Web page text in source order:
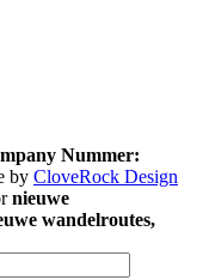
Nummer:
by CloveRock Design
nieuwe
wandelroutes,